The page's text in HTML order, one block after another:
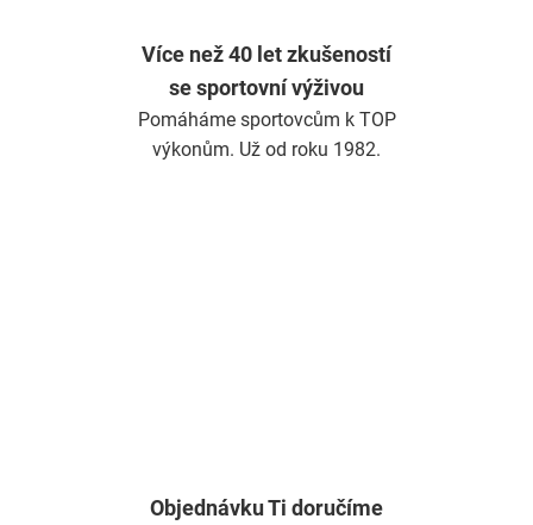
Více než 40 let zkušeností
se sportovní výživou
Pomáháme sportovcům k TOP
výkonům. Už od roku 1982.
Objednávku Ti doručíme